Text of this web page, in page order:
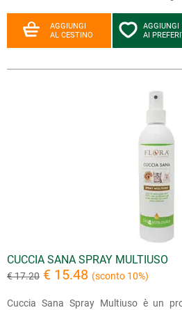
AGGIUNGI
AL CESTINO
AGGIUNGI
AI
CUCCIA SANA SPRAY MULTIUSO
€ 17.20 € 15.48 (sconto 10%)
Cuccia Sana Spray Multiuso è un